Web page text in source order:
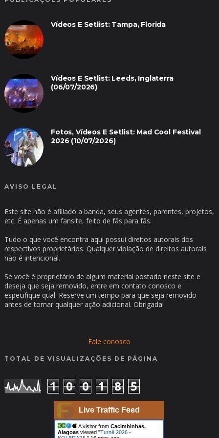
Vídeos E Setlist: Tampa, Florida
Vídeos E Setlist: Leeds, Inglaterra
(06/07/2026)
Fotos, Vídeos E Setlist: Mad Cool Festival
2026 (10/07/2026)
AVISO LEGAL
Este site não é afiliado a banda, seus agentes, parentes, projetos,
etc. É apenas um fansite, feito de fãs para fãs.
Tudo o que você encontra aqui possui direitos autorais dos
respectivos proprietários. Qualquer violação de direitos autorais
não é intencional.
Se você é proprietário de algum material postado neste site e
deseja que seja removido, entre em contato conosco e
especifique qual. Reserve um tempo para que seja removido
antes de tomar qualquer ação adicional. Obrigada!
Fale conosco
TOTAL DE VISUALIZAÇÕES DE PÁGINA
1 0 0 1 8 5
Live Traffic Feed
A visitor fromCacimbinhas,
Alagoas viewed "Turnê 2026 -